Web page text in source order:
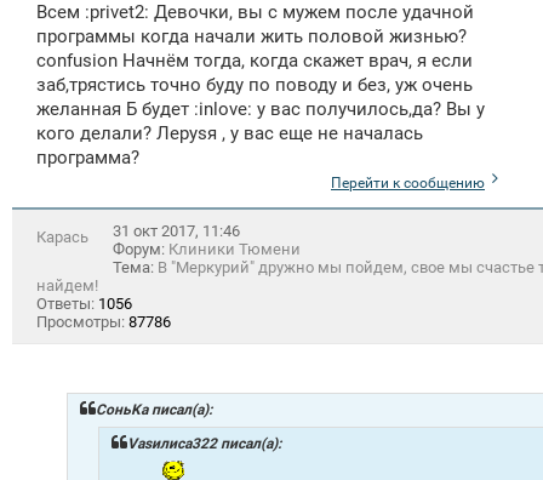
Всем :privet2: Девочки, вы с мужем после удачной
программы когда начали жить половой жизнью?
confusion Начнём тогда, когда скажет врач, я если
заб,трястись точно буду по поводу и без, уж очень
желанная Б будет :inlove: у вас получилось,да? Вы у
кого делали? Лeрysя , у вас еще не началась
программа?
Перейти к сообщению
Карась
31 окт 2017, 11:46
Форум: Клиники Тюмени
Тема: В "Меркурий" дружно мы пойдем, свое мы счастье
найдем!
Ответы: 1056
Просмотры: 87786
СоньKa писал(а):
Vasилиса322 писал(а):